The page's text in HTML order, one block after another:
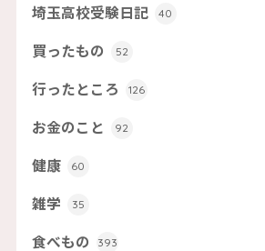
埼玉高校受験日記 40
買ったもの 52
行ったところ 126
お金のこと 92
健康 60
雑学 35
食べもの 393